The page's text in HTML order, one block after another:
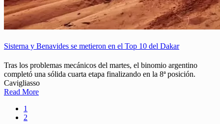
Sisterna y Benavides se metieron en el Top 10 del Dakar
Tras los problemas mecánicos del martes, el binomio argentino
completó una sólida cuarta etapa finalizando en la 8ª posición.
Cavigliasso
Read More
1
2